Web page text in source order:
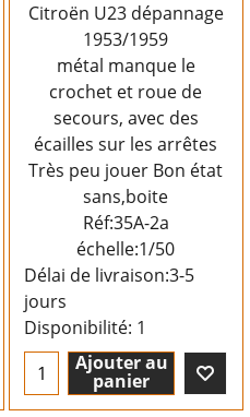
Citroën U23 dépannage
1953/1959
métal manque le
crochet et roue de
secours, avec des
écailles sur les arrêtes
Très peu jouer Bon état
sans,boite
Réf:35A-2a
échelle:1/50
Délai de livraison:3-5
jours
Disponibilité: 1
Ajouter au
panier